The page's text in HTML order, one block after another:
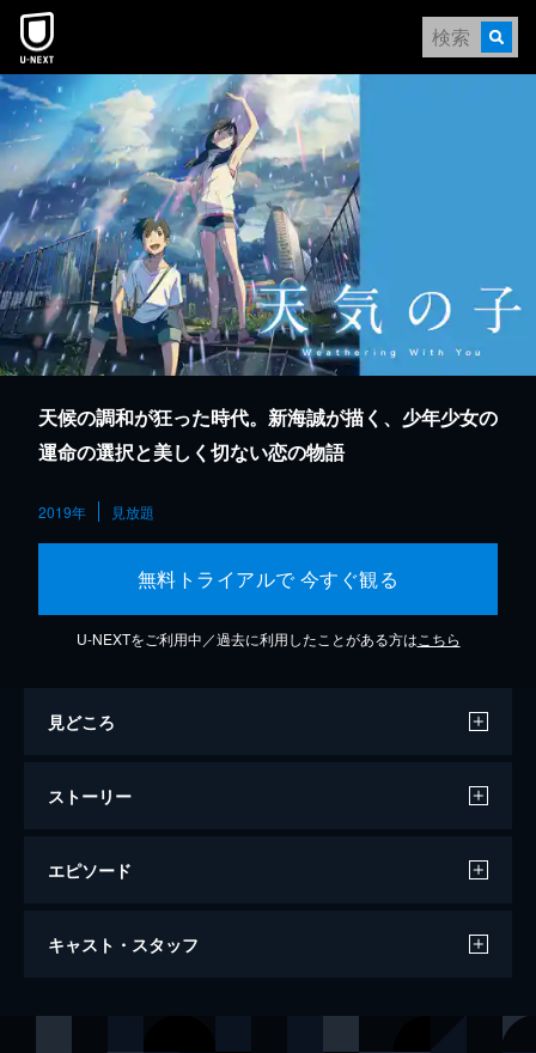
本文へスキップ
天候の調和が狂った時代。新海誠が描く、少年少女の
運命の選択と美しく切ない恋の物語
2019年 見放題
無料トライアルで 今すぐ観る
U-NEXTをご利用中／過去に利用したことがある方は こちら
見どころ
ストーリー
エピソード
天気の子
キャスト・スタッフ